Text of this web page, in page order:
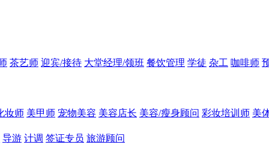
茶艺师 迎宾/接待 大堂经理/领班 餐饮管理 学徒 杂工 咖啡师
妆师 美甲师 宠物美容 美容店长 美容/瘦身顾问 彩妆培训师 美
导游 计调 签证专员 旅游顾问